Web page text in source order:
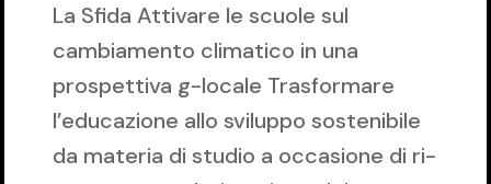
La Sfida Attivare le scuole sul
cambiamento climatico in una
prospettiva g-locale Trasformare
l’educazione allo sviluppo sostenibile
da materia di studio a occasione di ri-